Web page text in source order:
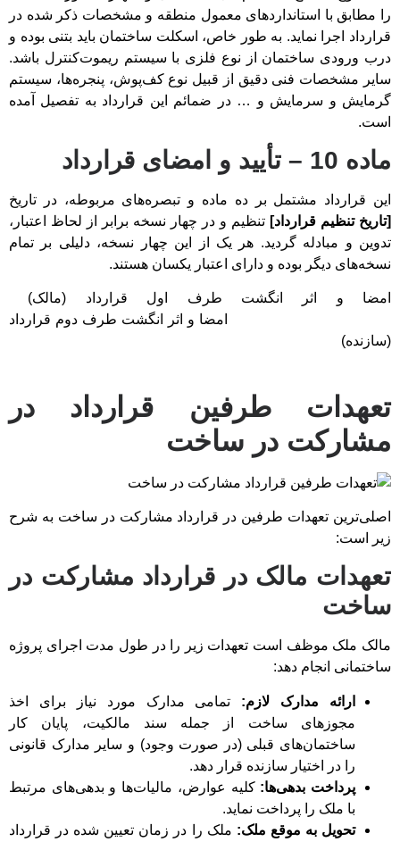
را مطابق با استانداردهای معمول منطقه و مشخصات ذکر شده در
قرارداد اجرا نماید. به طور خاص، اسکلت ساختمان باید بتنی بوده و
درب ورودی ساختمان از نوع فلزی با سیستم ریموت‌کنترل باشد.
سایر مشخصات فنی دقیق از قبیل نوع کف‌پوش، پنجره‌ها، سیستم
گرمایش و سرمایش و … در ضمائم این قرارداد به تفصیل آمده
است.
ماده 10 – تأیید و امضای قرارداد
این قرارداد مشتمل بر ده ماده و تبصره‌های مربوطه، در تاریخ
[تاریخ تنظیم قرارداد] تنظیم و در چهار نسخه برابر از لحاظ اعتبار،
تدوین و مبادله گردید. هر یک از این چهار نسخه، دلیلی بر تمام
نسخه‌های دیگر بوده و دارای اعتبار یکسان هستند.
امضا و اثر انگشت طرف اول قرارداد (مالک)
امضا و اثر انگشت طرف دوم قرارداد
(سازنده)
تعهدات طرفین قرارداد در
مشارکت در ساخت
اصلی‌ترین تعهدات طرفین در قرارداد مشارکت در ساخت به شرح
زیر است:
تعهدات مالک در قرارداد مشارکت در
ساخت
مالک ملک موظف است تعهدات زیر را در طول مدت اجرای پروژه
ساختمانی انجام دهد:
ارائه مدارک لازم: تمامی مدارک مورد نیاز برای اخذ
مجوزهای ساخت از جمله سند مالکیت، پایان کار
ساختمان‌های قبلی (در صورت وجود) و سایر مدارک قانونی
را در اختیار سازنده قرار دهد.
پرداخت بدهی‌ها: کلیه عوارض، مالیات‌ها و بدهی‌های مرتبط
با ملک را پرداخت نماید.
تحویل به موقع ملک: ملک را در زمان تعیین شده در قرارداد